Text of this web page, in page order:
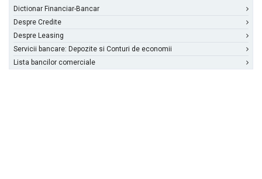
Dictionar Financiar-Bancar
Despre Credite
Despre Leasing
Servicii bancare: Depozite si Conturi de economii
Lista bancilor comerciale